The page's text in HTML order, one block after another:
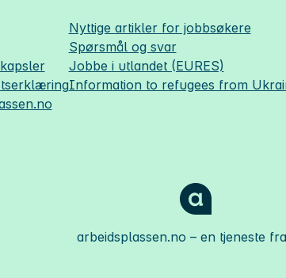
Nyttige artikler for jobbsøkere
Spørsmål og svar
Jobbe i utlandet (EURES)
Information to refugees from
arbeidsplassen.no – en tjeneste